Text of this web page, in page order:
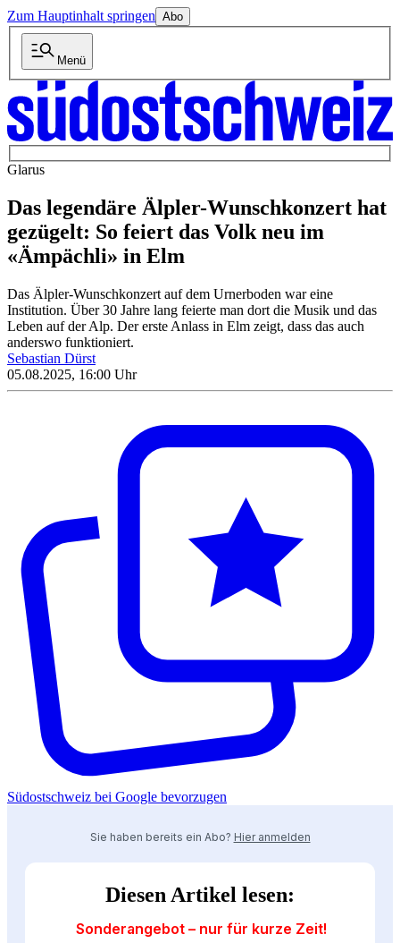
Zum Hauptinhalt springen Abo
Menü
Glarus
Das legendäre Älpler-Wunschkonzert hat
gezügelt: So feiert das Volk neu im
«Ämpächli» in Elm
Das Älpler-Wunschkonzert auf dem Urnerboden war eine
Institution. Über 30 Jahre lang feierte man dort die Musik und das
Leben auf der Alp. Der erste Anlass in Elm zeigt, dass das auch
anderswo funktioniert.
Sebastian Dürst
05.08.2025, 16:00 Uhr
Südostschweiz bei Google bevorzugen